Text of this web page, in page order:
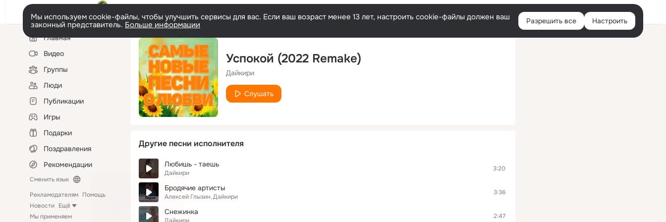
Войти
Мы используем cookie-файлы, чтобы улучшить сервисы для вас. Если ваш возраст менее 13 лет, настроить cookie-файлы должен ваш
законный представитель. Больше информации Разрешить все Настроить
Левая
колонкаГлавная
Видео
Группы
Люди
Публикации
Игры
Подарки
Поздравления
Рекомендации
Сменить язык
Рекламодателям Помощь
Новости Ещё
Мы применяем
Успокой (2022 Remake)
Дайкири
Слушать
Другие песни исполнителя
Любишь - таешь
Дайкири
3:20
Бродячие aртисты
Алексей Глызин Дайкири
3:36
Снежинка 2:47